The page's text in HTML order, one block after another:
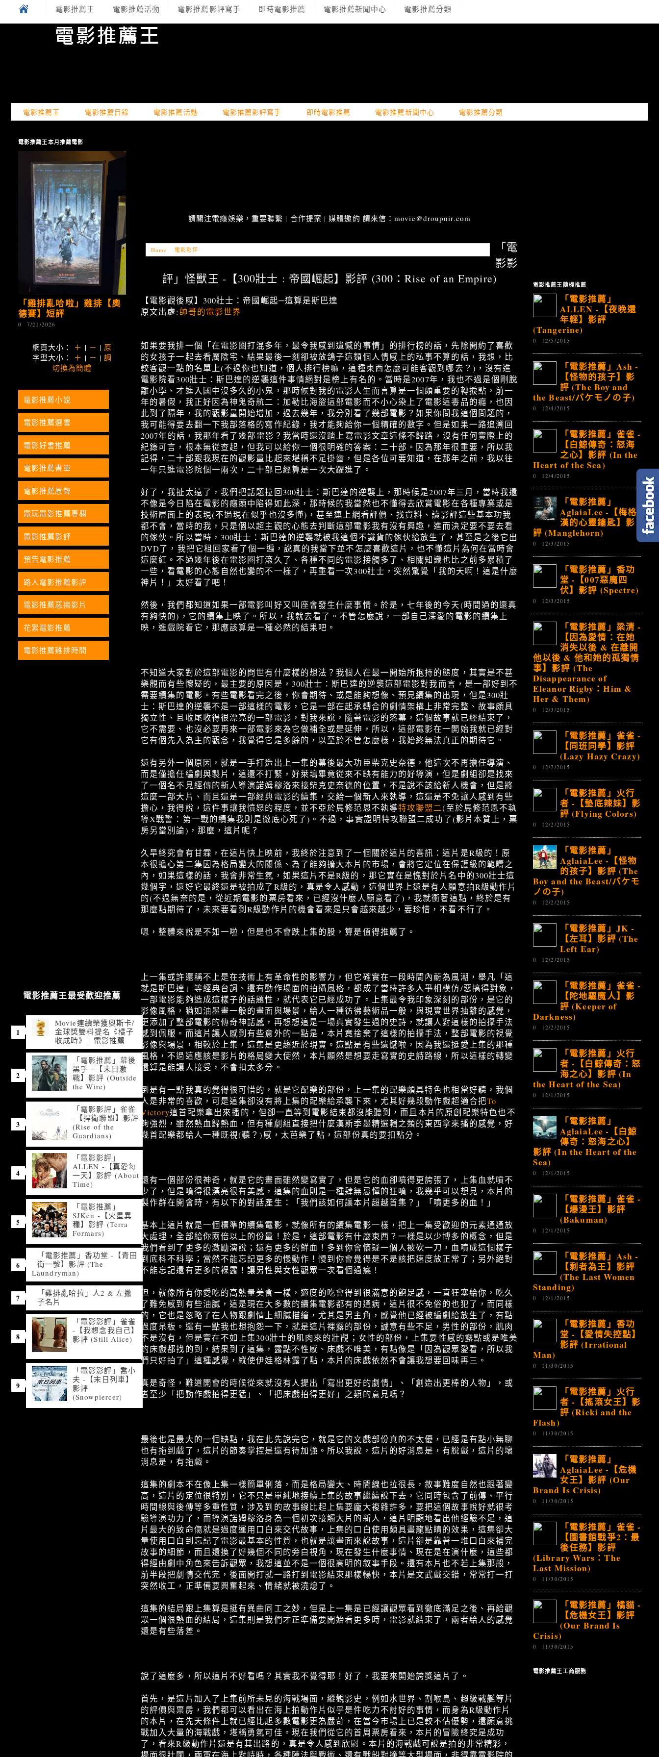
電影推薦王 電影推薦活動 電影推薦影評寫手 即時電影推薦 電影推薦新聞中心 電影推薦分類
電影推薦王 電影推薦目錄 電影推薦活動 電影推薦影評寫手 即時電影推薦 電影推薦新聞中心 電影推薦分類
請關注電癮娛樂，重要聯繫 | 合作提案 | 媒體邀約 請來信：movie@droupnir.com
Home 電影影評
「電
影影
評」怪獸王 -【300壯士 : 帝國崛起】影評 (300：Rise of an Empire)
【電影觀後感】300壯士：帝國崛起─這算是斯巴達
原文出處: 帥哥的電影世界
如果要我排一個「在電影圈打混多年，最令我感到遺憾的事情」的排行榜的話，先除開約了喜歡
的女孩子一起去看厲陰宅、結果最後一刻卻被放鴿子這類個人情感上的私事不算的話，我想，比
較客觀一點的名單上(不過你也知道，個人排行榜嘛，這種東西怎麼可能客觀到哪去？)，沒有進
電影院看300壯士：斯巴達的逆襲這件事情絕對是榜上有名的。當時是2007年，我也不過是個剛脫
離小學、才進入國中沒多久的小鬼，那時候對我的電影人生而言算是一個頗重要的轉捩點，前一
年的暑假，我正好因為神鬼奇航二：加勒比海盜這部電影而不小心染上了電影這毒品的癮，也因
此到了隔年，我的觀影量開始增加，過去幾年，我分別看了幾部電影？如果你問我這個問題的，
我可能得要去翻一下我部落格的寫作紀錄，我才能夠給你一個精確的數字。但是如果一路追溯回
2007年的話，我那年看了幾部電影？我當時還沒踏上寫電影文章這條不歸路，沒有任何實際上的
紀錄可言，根本無從查起，但我可以給你一個很明確的答案：二十部。因為那年很重要，所以我
記得，二十部跟我現在的觀影量比起來堪稱不足掛齒，但是各位可要知道，在那年之前，我以往
一年只進電影院個一兩次，二十部已經算是一次大躍進了。
好了，我扯太遠了，我們把話題拉回300壯士：斯巴達的逆襲上，那時候是2007年三月，當時我還
不像是今日陷在電影的癮頭中陷得如此深，那時候的我當然也不懂得去欣賞電影在各種專業或是
技術層面上的表現(不過現在似乎也沒多懂)，甚至連上網看評價、找資料、讀影評這些基本功我
都不會，當時的我，只是個以超主觀的心態去判斷這部電影我有沒有興趣，進而決定要不要去看
的傢伙。所以當時，300壯士：斯巴達的逆襲就被我這個不識貨的傢伙給放生了，甚至是之後它出
DVD了，我把它租回家看了個一遍，說真的我當下並不怎麼喜歡這片，也不懂這片為何在當時會
這麼紅。不過幾年後在電影圈打滾久了、各種不同的電影接觸多了、相關知識也比之前多累積了
一些，看電影的心態自然也變的不一樣了，再重看一次300壯士，突然驚覺「我的天啊！這是什麼
神片！」太好看了吧！
然後，我們都知道如果一部電影叫好又叫座會發生什麼事情。於是，七年後的今天(時間過的還真
有夠快的)，它的續集上映了。所以，我就去看了。不管怎麼說，一部自己深愛的電影的續集上
映，進戲院看它，那應該算是一種必然的結果吧。
不知道大家對於這部電影的問世有什麼樣的想法？我個人在最一開始所抱持的態度，其實是不甚
樂觀而有些懷疑的，最主要的原因是，300壯士：斯巴達的逆襲這部電影對我而言，是一部好到不
需要續集的電影。有些電影看完之後，你會期待、或是能夠想像、預見續集的出現，但是300壯
士：斯巴達的逆襲不是一部這樣的電影，它是一部在起承轉合的劇情架構上非常完整、故事頗具
獨立性、且收尾收得很漂亮的一部電影，對我來說，隨著電影的落幕，這個故事就已經結束了，
它不需要、也沒必要再來一部電影來為它做補全或是延伸，所以，這部電影在一開始我就已經對
它有個先入為主的觀念，我覺得它是多餘的，以至於不管怎麼樣，我始終無法真正的期待它。
還有另外一個原因，就是一手打造出上一集的幕後最大功臣柴克史奈德，他這次不再擔任導演、
而是僅擔任編劇與製片，這還不打緊，好萊塢畢竟從來不缺有能力的好導演，但是劇組卻是找來
了一個名不見經傳的新人導演諾姆穆洛來接柴克史奈德的位置，不是說不該給新人機會，但是將
這麼一部大片、而且還是一部經典電影的續集，交給一個新人來執導，這還是不免讓人感到有些
擔心，我得說，這件事讓我憤怒的程度，並不亞於馬修范恩不執導特攻聯盟二(至於馬修范恩不執
導X戰警：第一戰的續集我則是徹底心死了)。不過，事實證明特攻聯盟二成功了(影片本質上，票
房另當別論)，那麼，這片呢？
久旱終究會有甘霖，在這片快上映前，我終於注意到了一個關於這片的喜訊：這片是R級的！原
本很擔心第二集因為格局變大的關係、為了能夠擴大本片的市場，會將它定位在保護級的範疇之
內，如果這樣的話，我會非常生氣，如果這片不是R級的，那它實在是愧對於片名中的300壯士這
幾個字，還好它最終還是被拍成了R級的，真是令人感動，這個世界上還是有人願意拍R級動作片
的(不過無奈的是，從近期電影的票房看來，已經沒什麼人願意看了)，我就衝著這點，終於是有
那麼點期待了，未來要看到R級動作片的機會看來是只會越來越少，要珍惜，不看不行了。
嗯，整體來說是不如一啦，但是也不會跌上集的股，算是值得推薦了。
上一集或許還稱不上是在技術上有革命性的影響力，但它確實在一段時間內蔚為風潮，舉凡「這
就是斯巴達」等經典台詞、還有動作場面的拍攝風格，都成了當時許多人爭相模仿/惡搞得對象，
一部電影能夠造成這樣子的話題性，就代表它已經成功了。上集最令我印象深刻的部份，是它的
影像風格，猶如油墨畫一般的畫面與場景，給人一種彷彿藝術品一般，與現實世界抽離的感覺，
更添加了整部電影的傳奇神話感，再想想這是一場真實發生過的史詩，就讓人對這樣的拍攝手法
感到佩服。而這片讓人感到有些意外的一點是，本片竟捨棄了這樣的拍攝手法，整部電影的視覺
影像與場景，相較於上集，這集是更趨近於現實。這點是有些遺憾啦，因為我還挺愛上集的那種
風格，不過這應該是影片的格局變大使然，本片顯然是想要走寫實的史詩路線，所以這樣的轉變
還算是能讓人接受，不會扣太多分。
倒是有一點我真的覺得很可惜的，就是它配樂的部份，上一集的配樂頗具特色也相當好聽，我個
人是非常的喜歡，可是這集卻沒有將上集的配樂給承襲下來，尤其好幾段動作戲超適合把To
Victory這首配樂拿出來播的，但卻一直等到電影結束都沒能聽到，而且本片的原創配樂特色也不
夠強烈，雖然熱血歸熱血，但有種劇組直接把什麼漢斯季墨精選輯之類的東西拿來播的感覺，好
幾首配樂都給人一種既視(聽？)感，太芭樂了點，這部份真的要扣點分。
還有一個部份很神奇，就是它的畫面雖然變寫實了，但是它的血卻噴得更誇張了，上集血就噴不
少了，但是噴得很漂亮很有美感，這集的血則是一種肆無忌憚的狂噴，我幾乎可以想見，本片的
製作群在開會時，有以下的對話產生：「我們該如何讓本片超越首集？」「噴更多的血！」
基本上這片就是一個標準的續集電影，就像所有的續集電影一樣，把上一集受歡迎的元素通通放
大處理，全部給你兩倍以上的份量！於是，這部電影有什麼東西？一樣是以少博多的概念，但是
我們看到了更多的激勵演說；還有更多的鮮血！多到你會懷疑一個人被砍一刀，血噴成這個樣子
到底科不科學；當然不能忘記更多的慢動作！慢到你會覺得是不是該把速度放正常了；另外絕對
不能忘記還有更多的裸露！讓男性與女性觀眾一次看個過癮！
但，就像所有你愛吃的高熱量美食一樣，適度的吃會得到很滿意的飽足感，一直狂塞給你，吃久
了難免感到有些油膩，這是現在大多數的續集電影都有的通病，這片很不免俗的也犯了，而同樣
的，它也是忽略了在人物跟劇情上細膩描繪，尤其是男主角，感覺他已經被編劇給放生了，有點
過度呆板。還有一點我也想抱怨一下，就是這片裸露的部份，誠意有些不足，男性的部份，肌肉
不是沒有，但是實在不如上集300壯士的肌肉來的壯觀；女性的部份，上集要性感的露點或是唯美
的床戲都找的到，結果到了這集，露點不性感、床戲不唯美，有點像是「因為觀眾愛看，所以我
們只好拍了」這種感覺，縱使伊娃格林露了點，本片的床戲依然不會讓我想要回味再三。
真是奇怪，難道開會的時候從來就沒有人提出「寫出更好的劇情」、「創造出更棒的人物」，或
者至少「把動作戲拍得更猛」、「把床戲拍得更好」之類的意見嗎？
最後也是最大的一個缺點，我在此先說完它，就是它的文戲部份真的不太優，已經是有點小無聊
也有拖到戲了，這片的節奏掌控是還有待加強。所以我說，這片的好消息是，有脫戲，這片的壞
消息是，有拖戲。
這集的劇本不在像上集一樣簡單俐落，而是格局變大、時間線也拉很長，敘事難度自然也跟著變
高，這片的定位很特別，它不只是單純地接續上集的故事繼續說下去，它同時包含了前傳、平行
時間線與後傳等多重性質，涉及到的故事線比起上集要龐大複雜許多，要把這個故事說好就很考
驗導演功力了，而導演諾姆穆洛身為一個初次接觸大片的新人，這片明顯地看出他經驗不足，這
片最大的致命傷就是過度運用口白來交代故事，上集的口白使用頗具畫龍點睛的效果，這集卻大
量使用口白到忘記了電影最基本的性質，也就是讓畫面來說故事，這片卻是靠著一堆口白來補完
故事的細節，而且還換了好幾個不同的旁白視角，現在發生什麼事情、現在是在演什麼，這些都
得經由劇中角色來告訴觀眾，我想這並不是一個很高明的敘事手段。還有本片也不若上集那般，
前半段把劇情交代完，後面開打就一路打到電影結束那樣暢快，本片是文武戲交錯，常常打一打
突然收工，正準備要興奮起來、情緒就被澆熄了。
這集的結局跟上集算是挺有異曲同工之妙，但是上一集是已經讓觀眾看到徹底滿足之後、再給觀
眾一個很熱血的結局，這集則是我們才正準備要開始看更多時，電影就結束了，兩者給人的感覺
還是有些落差。
說了這麼多，所以這片不好看嗎？其實我不覺得耶！好了，我要來開始誇獎這片了。
首先，是這片加入了上集前所未見的海戰場面，縱觀影史，例如水世界、割喉島、超級戰艦等片
的評價與票房，我們都可以看出在海上拍動作片似乎是件吃力不討好的事情，而身為R級動作片
的本片，在先天條件上就已經比起多數電影更為嚴苛，在當今市場上已是較不佔優勢，還願意挑
戰加入大量的海戰戲，堪稱勇氣可佳。現在我們從它的首周票房看來，本片的冒險終究是成功
了，看來R級動作片還是有其出路的，真是令人感到欣慰。本片的海戰戲可說是拍的非常精彩，
電影推薦王本月推薦電影
「雞排亂哈啦」雞排【奧
德賽】短評
0 7/21/2026
網頁大小： ＋ | － | 原
字型大小： ＋ | － |調
切換為簡體
電影推薦小說
電影推薦選書
電影好書推薦
電影推薦書單
電影推薦原聲
電玩電影推薦專欄
電影推薦影評
預告電影推薦
路人電影推薦影評
電影推薦惡搞影片
花絮電影推薦
電影推薦雞排時間
電影推薦王最受歡迎推薦
Movie連續榮獲奧斯卡/
金球獎雙料提名《橘子
收成時》 | 電影推薦
「電影推薦」幕後
黑手 –【末日激
戰】影評 (Outside
the Wire)
「電影影評」雀雀
-【捍衛聯盟】影評
(Rise of the
Guardians)
「電影影評」
ALLEN -【真愛每
一天】影評 (About
Time)
「電影推薦」
SJKen -【火星異
種】影評 (Terra
Formars)
「電影推薦」香功堂 -【青田
街一號】影評 (The
Laundryman)
「雞排亂哈拉」人2 & 左撇
子名片
「電影影評」雀雀
-【我想念我自己】
影評 (Still Alice)
「電影影評」喬小
夫 -【末日列車】
影評
(Snowpiercer)
電影推薦王隨機推薦
「電影推薦」
ALLEN -【夜晚還
年輕】影評
(Tangerine)
0 12/5/2015
「電影推薦」Ash -
【怪物的孩子】影
評 (The Boy and
the Beast/バケモノの子)
0 12/4/2015
「電影推薦」雀雀 -
【白鯨傳奇：怒海
之心】影評 (In the
Heart of the Sea)
0 12/4/2015
「電影推薦」
AglaiaLee -【梅格
漢的心靈鑰匙】影
評 (Manglehorn)
0 12/3/2015
「電影推薦」香功
堂 -【007惡魔四
伏】影評 (Spectre)
0 12/3/2015
「電影推薦」梁清 -
【因為愛情：在她
消失以後 & 在離開
他以後 & 他和她的孤獨情
事】影評 (The
Disappearance of
Eleanor Rigby：Him &
Her & Them)
0 12/3/2015
「電影推薦」雀雀 -
【同班同學】影評
(Lazy Hazy Crazy)
0 12/2/2015
「電影推薦」火行
者 -【墊底辣妹】影
評 (Flying Colors)
0 12/2/2015
「電影推薦」
AglaiaLee -【怪物
的孩子】影評 (The
Boy and the Beast/バケモ
ノの子)
0 12/2/2015
「電影推薦」JK -
【左耳】影評 (The
Left Ear)
0 12/2/2015
「電影推薦」雀雀 -
【陀地驅魔人】影
評 (Keeper of
Darkness)
0 12/2/2015
「電影推薦」火行
者 -【白鯨傳奇：怒
海之心】影評 (In
the Heart of the Sea)
0 12/1/2015
「電影推薦」
AglaiaLee -【白鯨
傳奇：怒海之心】
影評 (In the Heart of the
Sea)
0 12/1/2015
「電影推薦」雀雀 -
【爆漫王】影評
(Bakuman)
0 12/1/2015
「電影推薦」Ash -
【剩者為王】影評
(The Last Women
Standing)
0 12/1/2015
「電影推薦」香功
堂 -【愛情失控點】
影評 (Irrational
Man)
0 11/30/2015
「電影推薦」火行
者 -【搖滾女王】影
評 (Ricki and the
Flash)
0 11/30/2015
「電影推薦」
AglaiaLee -【危機
女王】影評 (Our
Brand Is Crisis)
0 11/30/2015
「電影推薦」雀雀 -
【圖書館戰爭2：最
後任務】影評
(Library Wars：The
Last Mission)
0 11/30/2015
「電影推薦」橘貓 -
【危機女王】影評
(Our Brand Is
Crisis)
0 11/30/2015
電影推薦王工商服務